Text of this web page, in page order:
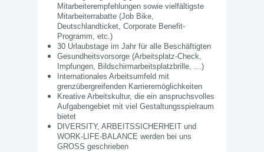
Mitarbeiterempfehlungen sowie vielfältigste
Mitarbeiterrabatte (Job Bike,
Deutschlandticket, Corporate Benefit-
Programm, etc.)
30 Urlaubstage im Jahr für alle Beschäftigten
Gesundheitsvorsorge (Arbeitsplatz-Check,
Impfungen, Bildschirmarbeitsplatzbrille, …)
Internationales Arbeitsumfeld mit
grenzübergreifenden Karrieremöglichkeiten
Kreative Arbeitskultur, die ein anspruchsvolles
Aufgabengebiet mit viel Gestaltungsspielraum
bietet
DIVERSITY, ARBEITSSICHERHEIT und
WORK-LIFE-BALANCE werden bei uns
GROSS geschrieben